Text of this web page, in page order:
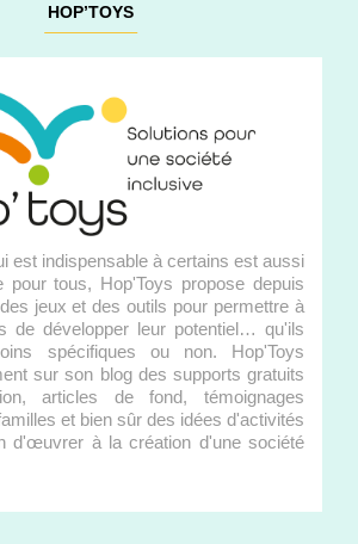
HOP’TOYS
est indispensable à certains est aussi
pour tous, Hop'Toys propose depuis
jeux et des outils pour permettre à
de développer leur potentiel… qu'ils
spécifiques ou non. Hop'Toys
sur son blog des supports gratuits
articles de fond, témoignages
et bien sûr des idées d'activités
d'œuvrer à la création d'une société